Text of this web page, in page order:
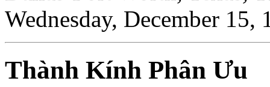
Wednesday, December 15,
Thành Kính Phân Ưu